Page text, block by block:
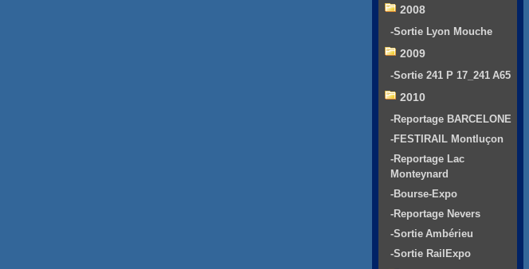
2008
-Sortie Lyon Mouche
2009
-Sortie 241 P 17_241 A65
2010
-Reportage BARCELONE
-FESTIRAIL Montluçon
-Reportage Lac
Monteynard
-Bourse-Expo
-Reportage Nevers
-Sortie Ambérieu
-Sortie RailExpo